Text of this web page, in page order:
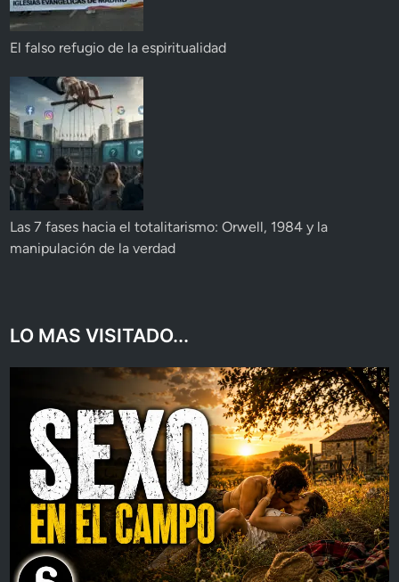
El falso refugio de la espiritualidad
Las 7 fases hacia el totalitarismo: Orwell, 1984 y la
manipulación de la verdad
LO MAS VISITADO...